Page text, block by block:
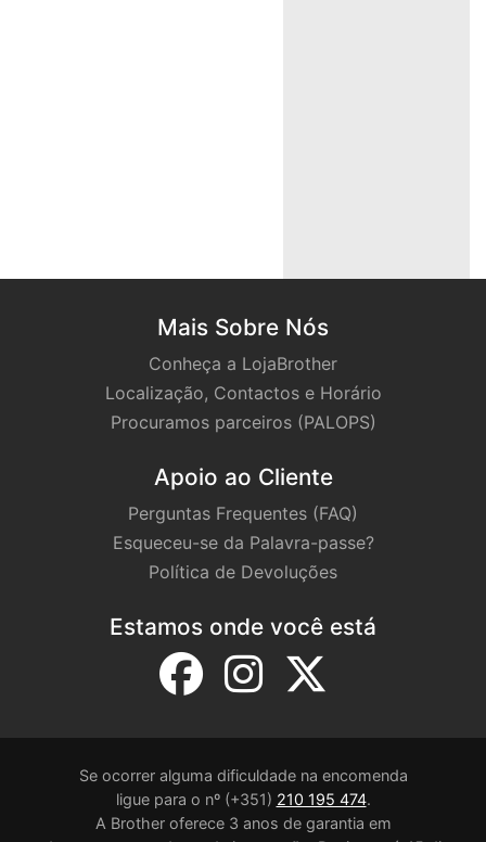
Mais Sobre Nós
Conheça a LojaBrother
Localização, Contactos e Horário
Procuramos parceiros (PALOPS)
Apoio ao Cliente
Perguntas Frequentes (FAQ)
Esqueceu-se da Palavra-passe?
Política de Devoluções
Estamos onde você está
Se ocorrer alguma dificuldade na encomenda
ligue para o nº (+351) 210 195 474.
A Brother oferece 3 anos de garantia em